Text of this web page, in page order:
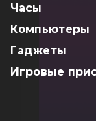
Часы
Компьютеры
Гаджеты
Игровые